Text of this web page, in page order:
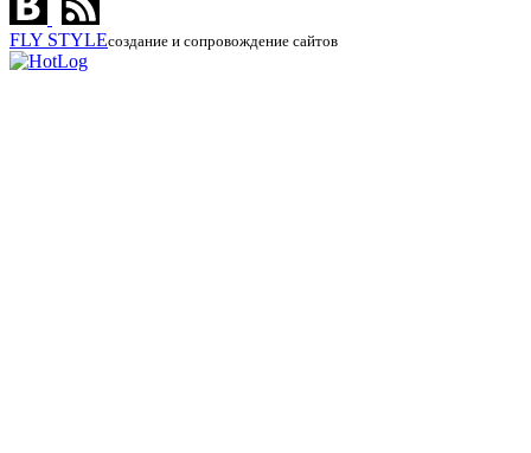
FLY STYLEсоздание и сопровождение сайтов